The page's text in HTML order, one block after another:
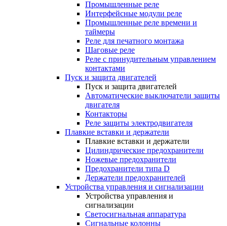
Промышленные реле
Интерфейсные модули реле
Промышленные реле времени и
таймеры
Реле для печатного монтажа
Шаговые реле
Реле с принудительным управлением
контактами
Пуск и защита двигателей
Пуск и защита двигателей
Автоматические выключатели защиты
двигателя
Контакторы
Реле защиты электродвигателя
Плавкие вставки и держатели
Плавкие вставки и держатели
Цилиндрические предохранители
Ножевые предохранители
Предохранители типа D
Держатели предохранителей
Устройства управления и сигнализации
Устройства управления и
сигнализации
Светосигнальная аппаратура
Сигнальные колонны